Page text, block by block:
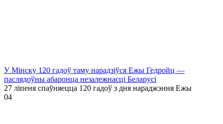
У Мінску 120 гадоў таму нарадзіўся Ежы Гедройц —
паслядоўны абаронца незалежнасці Беларусі
27 ліпеня спаўняецца 120 гадоў з дня нараджэння Ежы
04